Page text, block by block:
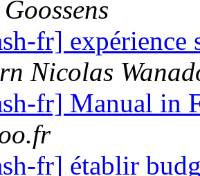
fr]
Nicolas
fr] Manual in
fr] établir